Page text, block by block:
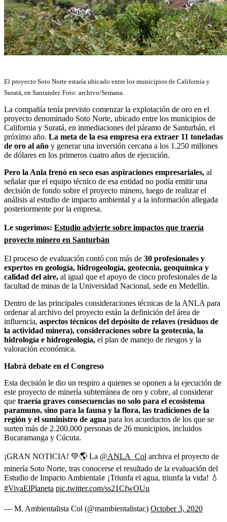
El proyecto Soto Norte estaría ubicado entre los municipios de California y
Suratá, en Santander. Foto: archivo/Semana.
La compañía tenía previsto comenzar la explotación de oro en el
proyecto denominado Soto Norte, ubicado entre los municipios de
California y Suratá, en inmediaciones del páramo de Santurbán, el
próximo año. La meta de la esa empresa era extraer 11 toneladas
de oro al año y generar una inversión cercana a los 1.250 millones
de dólares en los primeros cuatro años de ejecución.
Pero la Anla frenó en seco esas aspiraciones empresariales, al
señalar que el equipo técnico de esa entidad no podía emitir una
decisión de fondo sobre el proyecto minero, luego de realizar el
análisis al estudio de impacto ambiental y a la información allegada
posteriormente por la empresa.
Le sugerimos: Estudio advierte sobre impactos que traería
proyecto minero en Santurbán
El proceso de evaluación contó con más de 30 profesionales y
expertos en geología, hidrogeología, geotecnia, geoquímica y
calidad del aire, al igual que el apoyo de cinco profesionales de la
facultad de minas de la Universidad Nacional, sede en Medellín.
Dentro de las principales consideraciones técnicas de la ANLA para
ordenar al archivo del proyecto están la definición del área de
influencia, aspectos técnicos del depósito de relaves (residuos de
la actividad minera), consideraciones sobre la geotecnia, la
hidrología e hidrogeología, el plan de manejo de riesgos y la
valoración económica.
Habrá debate en el Congreso
Esta decisión le dio un respiro a quienes se oponen a la ejecución de
este proyecto de minería subterránea de oro y cobre, al considerar
que traería graves consecuencias no solo para el ecosistema
paramuno, sino para la fauna y la flora, las tradiciones de la
región y el suministro de agua para los acueductos de los que se
surten más de 2.200.000 personas de 26 municipios, incluidos
Bucaramanga y Cúcuta.
¡GRAN NOTICIA! 💚🌎 La @ANLA_Col archiva el proyecto de
minería Soto Norte, tras conocerse el resultado de la evaluación del
Estudio de Impacto Ambiental✊ ¡Triunfa el agua, triunfa la vida! 💧
#VivaElPlaneta pic.twitter.com/ss21CfwOUu
— M. Ambientalista Col (@mambientalistac) October 3, 2020